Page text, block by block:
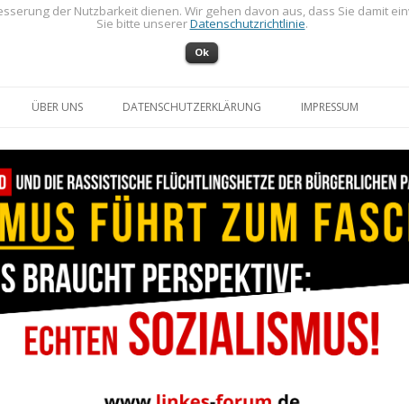
ÜBER UNS DATENSCHUTZERKLÄRUNG IMPRESSUM
der Nutzbarkeit dienen. Wir gehen davon aus, dass Sie damit
Sie bitte unsererDatenschutzrichtlinie.
Ok